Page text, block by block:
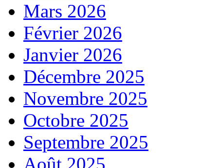
Mars 2026
Février 2026
Janvier 2026
Décembre 2025
Novembre 2025
Octobre 2025
Septembre 2025